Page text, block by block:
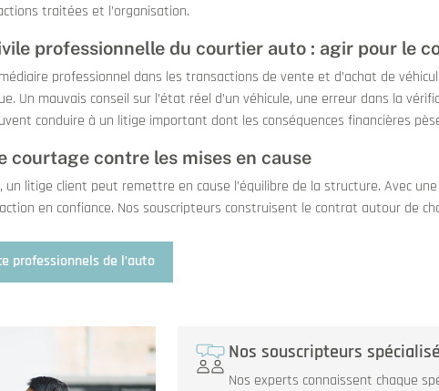
traitées et l’organisation.
professionnelle du courtier auto : agir pour le
professionnel dans les transactions de vente et d’achat de
Un mauvais conseil sur l’état réel d’un véhicule, une erreur dans la
conduire à un litige important dont les conséquences financières
courtage contre les mises en cause
litige client peut remettre en cause l’équilibre de la structure. Avec
en confiance. Nos souscripteurs construisent le contrat autour de
professionnels de l’auto
Nos souscripteurs
Nos experts connaissent chaque